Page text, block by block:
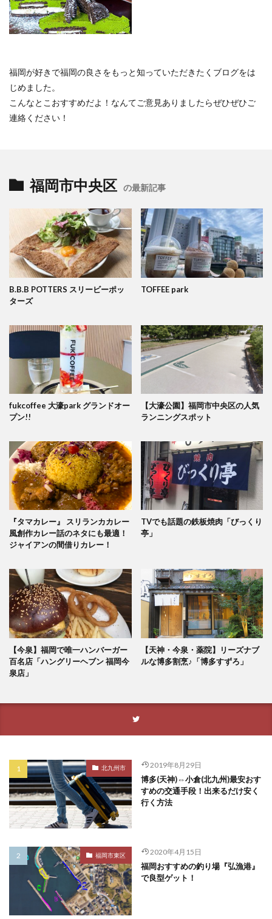
福岡が好きで福岡の良さをもっと知っていただきたくブログをは
じめました。
こんなとこおすすめだよ！なんてご意見ありましたらぜひぜひご
連絡ください！
福岡市中央区 の最新記事
B.B.B POTTERS スリービーポッ
ターズ
TOFFEE park
fukcoffee 大濠park グランドオー
プン!!
【大濠公園】福岡市中央区の人気
ランニングスポット
『タマカレー』 スリランカカレー
風創作カレー話のネタにも最適！
ジャイアンの間借りカレー！
TVでも話題の鉄板焼肉「びっくり
亭」
【今泉】福岡で唯一ハンバーガー
百名店「ハングリーヘブン 福岡今
泉店」
【天神・今泉・薬院】リーズナブ
ルな博多割烹♪「博多すずろ」
北九州市 2019年8月29日
博多(天神)⇔小倉(北九州)最安おす
すめの交通手段！出来るだけ安く
行く方法
福岡市東区 2020年4月15日
福岡おすすめの釣り場『弘漁港』
で良型ゲット！